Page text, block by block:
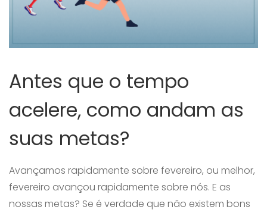
Antes que o tempo
acelere, como andam as
suas metas?
Avançamos rapidamente sobre fevereiro, ou melhor,
fevereiro avançou rapidamente sobre nós. E as
nossas metas? Se é verdade que não existem bons